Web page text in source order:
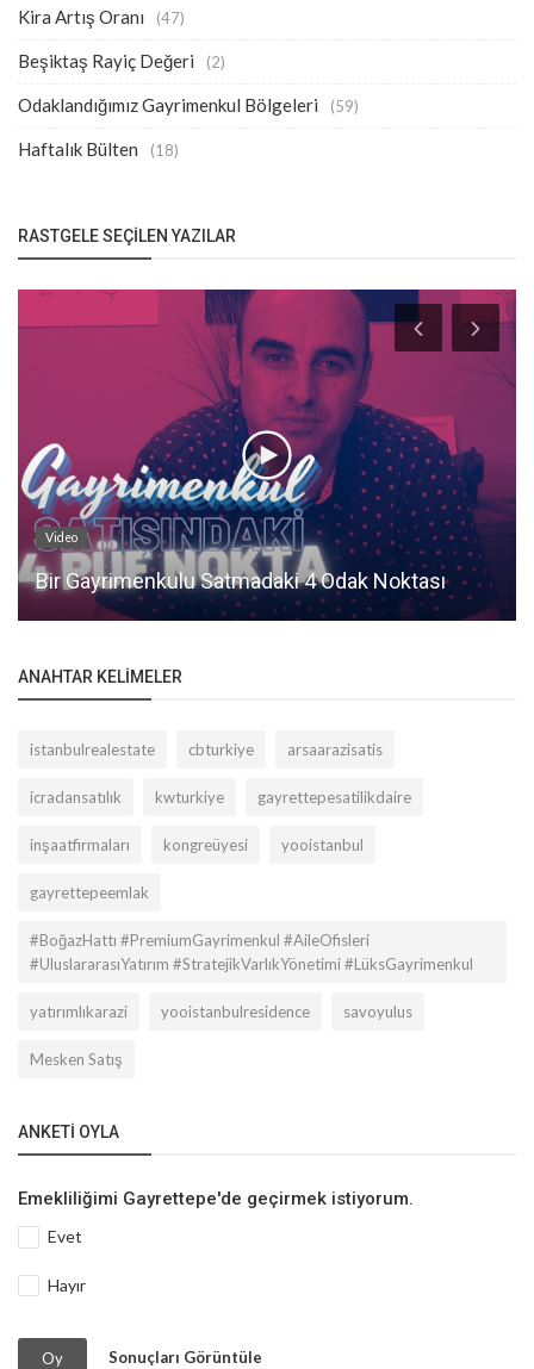
Kira Artış Oranı (47)
Beşiktaş Rayiç Değeri (2)
Odaklandığımız Gayrimenkul Bölgeleri (59)
Haftalık Bülten (18)
RASTGELE SEÇILEN YAZILAR
Video
Bir Gayrimenkulu Satmadaki 4 Odak Noktası
ANAHTAR KELIMELER
istanbulrealestate cbturkiye arsaarazisatis
icradansatılık kwturkiye gayrettepesatilikdaire
inşaatfirmaları kongreüyesi yooistanbul
gayrettepeemlak
#BoğazHattı #PremiumGayrimenkul #AileOfisleri
#UluslararasıYatırım #StratejikVarlıkYönetimi #LüksGayrimenkul
yatırımlıkarazi yooistanbulresidence savoyulus
Mesken Satış
ANKETI OYLA
Emekliliğimi Gayrettepe'de geçirmek istiyorum.
Evet
Hayır
Oy Sonuçları Görüntüle